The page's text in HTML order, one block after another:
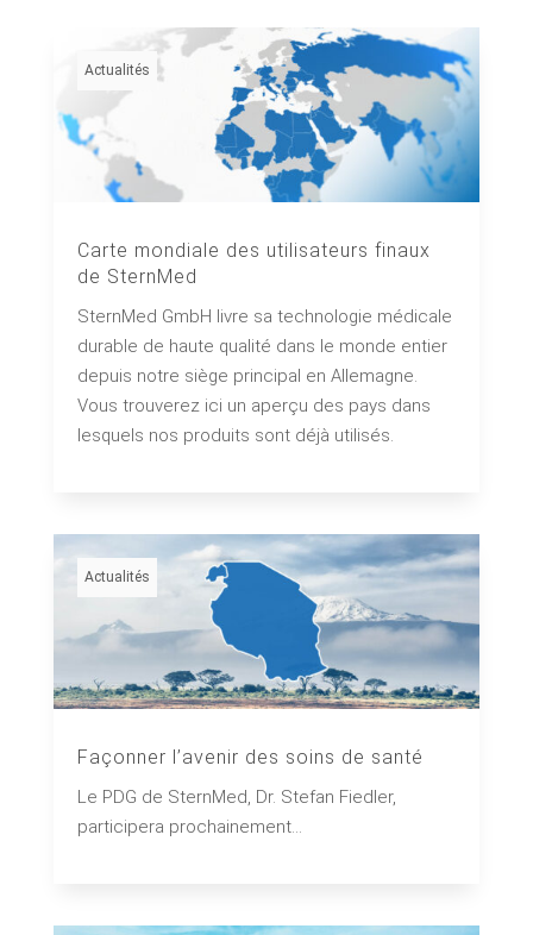
Actualités
Carte mondiale des utilisateurs finaux
de SternMed
SternMed GmbH livre sa technologie médicale
durable de haute qualité dans le monde entier
depuis notre siège principal en Allemagne.
Vous trouverez ici un aperçu des pays dans
lesquels nos produits sont déjà utilisés.
Actualités
Façonner l’avenir des soins de santé
Le PDG de SternMed, Dr. Stefan Fiedler,
participera prochainement...